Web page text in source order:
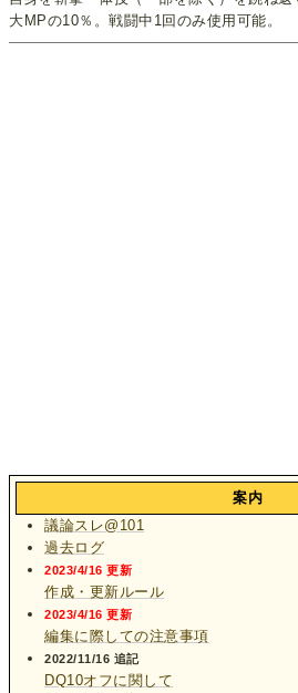
大MPの10％。戦闘中1回のみ使用可能。
案内
議論スレ@101
過去ログ
2023/4/16 更新
作成・更新ルール
2023/4/16 更新
編集に際しての注意事項
2022/11/16 追記
DQ10オフに関して